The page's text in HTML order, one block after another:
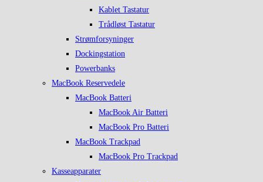
Kablet Tastatur
Trådløst Tastatur
Strømforsyninger
Dockingstation
Powerbanks
MacBook Reservedele
MacBook Batteri
MacBook Air Batteri
MacBook Pro Batteri
MacBook Trackpad
MacBook Pro Trackpad
Kasseapparater